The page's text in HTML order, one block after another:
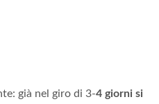
già nel giro di 3-4 giorni si